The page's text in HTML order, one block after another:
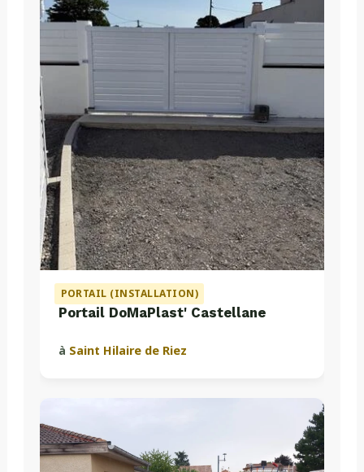
PORTAIL (INSTALLATION)
Portail DoMaPlast' Castellane
à Saint Hilaire de Riez